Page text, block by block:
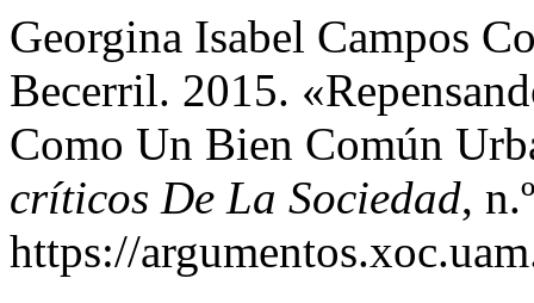
Georgina Isabel Campos
Becerril. 2015.
Como Un Bien Común
críticos De La Sociedad,
https://